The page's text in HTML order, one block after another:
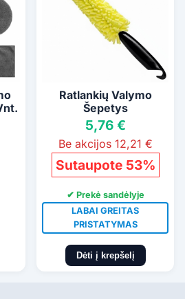
Ratlankių Valymo
Šepetys
5,76 €
Be akcijos 12,21 €
Sutaupote 53%
✔ Prekė sandėlyje
LABAI GREITAS
PRISTATYMAS
Dėti į krepšelį